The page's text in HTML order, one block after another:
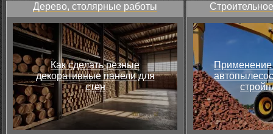
Дерево, столярные работы
Как сделать резные
декоративные панели для
стен
Применение